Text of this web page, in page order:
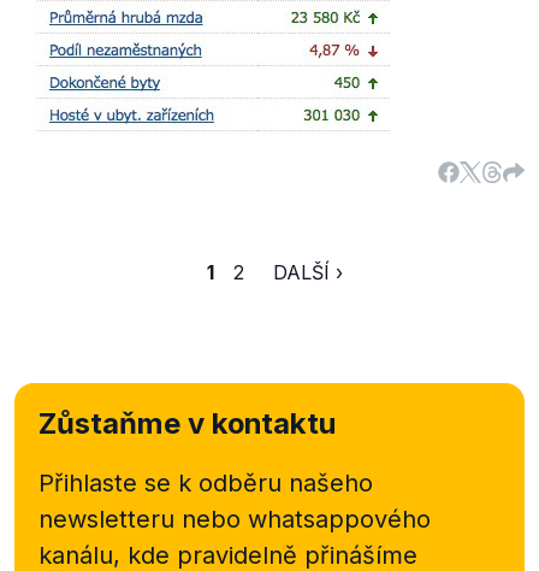
2.3, str. 172007-92 914,87
.pdf, str. 212006-392
322,84.pdf, str. 312005-280 200.pdf, str.
42Celkem49 121,93+
Zdroj dat v tabulce:Závěrečné účtyZlínského kraje.
1 2 DALŠÍ ›
Zůstaňme v kontaktu
Přihlaste se k odběru našeho
newsletteru nebo whatsappového
kanálu, kde pravidelně přinášíme